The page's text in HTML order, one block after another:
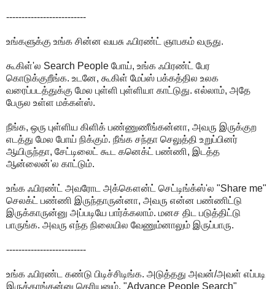
--------------------------
உங்களுக்கு உங்க சின்ன வயசு ஃபிரண்ட் ஞாபகம் வருது.
கூகிள்'ல Search People போய், உங்க ஃபிரண்ட் பேர
கொடுக்குறீங்க. உடனே, கூகிள் மேப்ஸ் பக்கத்தில உலக
வரைப்படத்துக்கு மேல புள்ளி புள்ளியா காட்டுது. எல்லாம், அதே
பேருல உள்ள மக்கள்ஸ்.
நீங்க, ஒரு புள்ளிய கிளிக் பண்ணுணீங்கன்னா, அவரு இருக்குற
எடத்து மேல போய் நிக்கும். நீங்க சந்தா செலுத்தி உறுப்பினர்
ஆயிருந்தா, சேட்டிலைட் கூட கனெக்ட் பண்ணி, இடத்த
ஆன்லைன்'ல காட்டும்.
உங்க ஃபிரண்ட் அவரோட அக்கௌன்ட் செட்டிங்க்ஸ்'ல "Share me"
செலக்ட் பண்ணி இருந்தாருன்னா, அவரு என்ன பண்ணிட்டு
இருக்காருன்னு அப்படியே பார்க்கலாம். மனச திட படுத்திட்டு
பாருங்க. அவரு எந்த நிலையில வேணும்னாலும் இருப்பாரு.
--------------------------
உங்க ஃபிரண்ட கண்டு பிடிச்சிடிங்க. அடுத்தது அவன்/அவள் எப்படி
இருக்காங்கன்னு தெரியனும். "Advance People Search"